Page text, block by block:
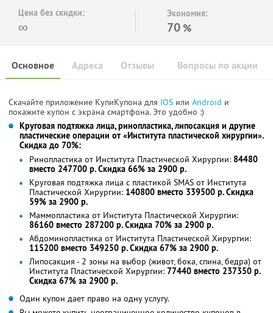
Цена без скидки:
∞
Экономия:
70 %
Основное Отзывы Вопросы по акции
Адреса
Скачайте приложение КупиКупона для IOS или Android и
покажите купон с экрана смартфона. Это удобно :)
Круговая подтяжка лица, ринопластика, липосакция и другие
пластические операции от «Института пластической хирургии».
Скидка до 70%:
Ринопластика от Института Пластической Хирургии: 84480
вместо 247700 р. Скидка 66% за 2900 р.
Круговая подтяжка лица с пластикой SMAS от Института
Пластической Хирургии: 140800 вместо 339500 р. Скидка
59% за 2900 р.
Маммопластика от Института Пластической Хирургии:
86160 вместо 287200 р. Скидка 70% за 2900 р.
Абдоминопластика от Института Пластической Хирургии:
115200 вместо 349250 р. Скидка 67% за 2900 р.
Липосакция - 2 зоны на выбор (живот, бока, спина, бедра) от
Института Пластической Хирургии: 77440 вместо 237350 р.
Скидка 67% за 2900 р.
Один купон дает право на одну услугу.